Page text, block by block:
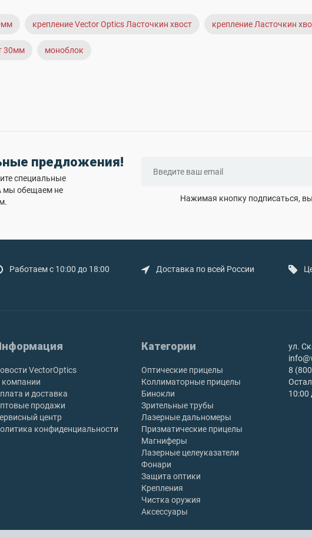
крепление Vector Optics Ласточкин хвост крепление Ласточкин
30мм моноблок
предложения!
специальные
мы обещаем не
Нажимая кнопку подписаться,
Работаем с 10:00 до 18:00 Доставка по всей России
VectorOptics
и доставка
продажи
центр
конфиденциальности
Категории
Оптические прицелы
Коллиматорные прицелы
Бинокли
Зрительные трубы
Лазерные дальномеры
Призматические прицелы
Магниферы
Лазерные целеуказатели
Фонари
Защита оптики
Крепления
Чистка оружия
Аксессуары
ул.
8
10:00